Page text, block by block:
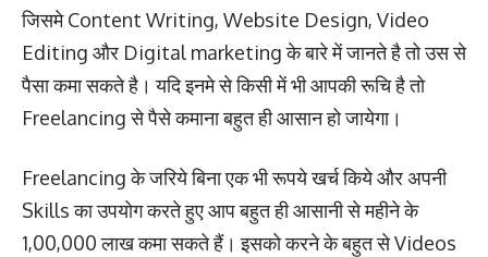
जिसमे Content Writing, Website Design, Video
Editing और Digital marketing के बारे में जानते है तो उस से
पैसा कमा सकते है। यदि इनमे से किसी में भी आपकी रूचि है तो
Freelancing से पैसे कमाना बहुत ही आसान हो जायेगा।
Freelancing के जरिये बिना एक भी रूपये खर्च किये और अपनी
Skills का उपयोग करते हुए आप बहुत ही आसानी से महीने के
1,00,000 लाख कमा सकते हैं। इसको करने के बहुत से Videos